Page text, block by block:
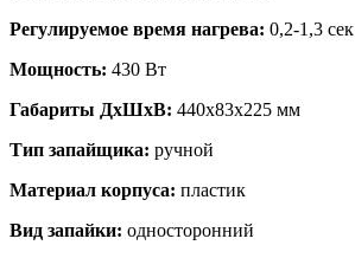
Регулируемое время нагрева: 0,2-1,3 сек
Мощность: 430 Вт
Габариты ДхШхВ: 440х83х225 мм
Тип запайщика: ручной
Материал корпуса: пластик
Вид запайки: односторонний